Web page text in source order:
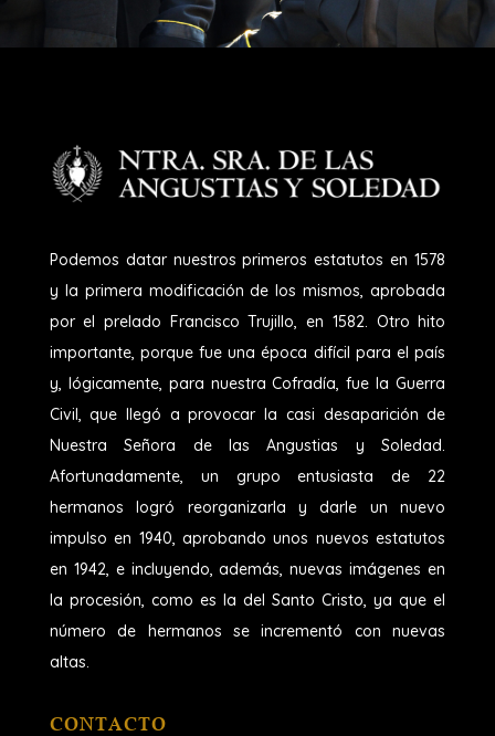
Podemos datar nuestros primeros estatutos en 1578
y la primera modificación de los mismos, aprobada
por el prelado Francisco Trujillo, en 1582. Otro hito
importante, porque fue una época difícil para el país
y, lógicamente, para nuestra Cofradía, fue la Guerra
Civil, que llegó a provocar la casi desaparición de
Nuestra Señora de las Angustias y Soledad.
Afortunadamente, un grupo entusiasta de 22
hermanos logró reorganizarla y darle un nuevo
impulso en 1940, aprobando unos nuevos estatutos
en 1942, e incluyendo, además, nuevas imágenes en
la procesión, como es la del Santo Cristo, ya que el
número de hermanos se incrementó con nuevas
altas.
CONTACTO